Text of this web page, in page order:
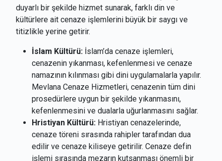
duyarlı bir şekilde hizmet sunarak, farklı din ve
kültürlere ait cenaze işlemlerini büyük bir saygı ve
titizlikle yerine getirir.
İslam Kültürü: İslam’da cenaze işlemleri,
cenazenin yıkanması, kefenlenmesi ve cenaze
namazının kılınması gibi dini uygulamalarla yapılır.
Mevlana Cenaze Hizmetleri, cenazenin tüm dini
prosedürlere uygun bir şekilde yıkanmasını,
kefenlenmesini ve dualarla uğurlanmasını sağlar.
Hristiyan Kültürü: Hristiyan cenazelerinde,
cenaze töreni sırasında rahipler tarafından dua
edilir ve cenaze kiliseye getirilir. Cenaze defin
işlemi sırasında mezarın kutsanması önemli bir